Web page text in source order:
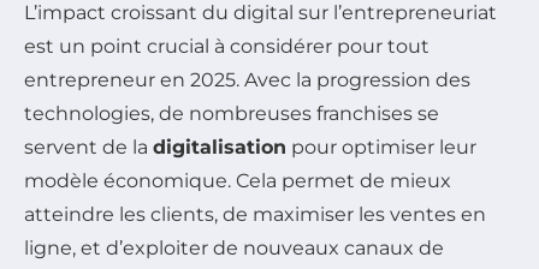
L’impact croissant du digital sur l’entrepreneuriat
est un point crucial à considérer pour tout
entrepreneur en 2025. Avec la progression des
technologies, de nombreuses franchises se
servent de la digitalisation pour optimiser leur
modèle économique. Cela permet de mieux
atteindre les clients, de maximiser les ventes en
ligne, et d’exploiter de nouveaux canaux de